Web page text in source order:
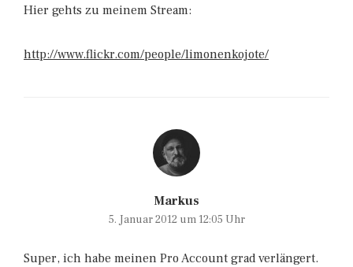
Hier gehts zu meinem Stream:
http://www.flickr.com/people/limonenkojote/
Markus
5. Januar 2012 um 12:05 Uhr
Super, ich habe meinen Pro Account grad verlängert.